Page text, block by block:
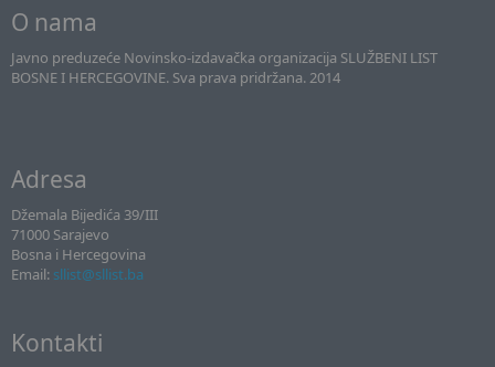
O nama
Javno preduzeće Novinsko-izdavačka organizacija SLUŽBENI LIST
BOSNE I HERCEGOVINE. Sva prava pridržana. 2014
Adresa
Džemala Bijedića 39/III
71000 Sarajevo
Bosna i Hercegovina
Email: sllist@sllist.ba
Kontakti